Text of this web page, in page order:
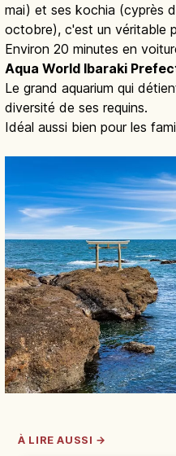
mai) et ses kochia (cyprès
octobre), c'est un véritable
Environ 20 minutes en
Aqua World Ibaraki
Le grand aquarium qui
diversité de ses requins.
Idéal aussi bien pour les
À LIRE AUSSI →